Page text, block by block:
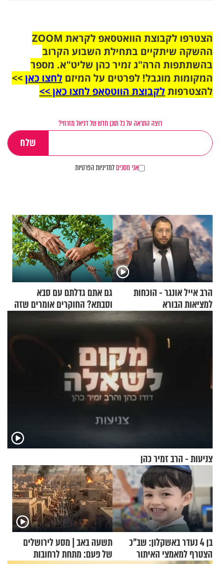
הצטרפו לקבוצת הוואטסאפ לקראת ZOOM
ההשקה שיתקיים בתחילת השבוע הקרוב
בהשתתפות הרה"ג זמיר כהן שליט"א. מספר
המקומות מוגבל! לפרטים על המיזם לחצו כאן>>
להצטרפותלקבוצת הווטסאפ לחצו כאן >>
רוצה התראה על כל תוכן חדש של דניאל מזרחי?
אני מסכיםלמדיניות הפרטיות
הרב אייל אונגר - הוכחות
למציאות הבורא
גם אתם גדלתם עם סבא
וסבתא? החוקרים אומרים שזה
מתכון מנצח
צניעות - הרב זמיר כהן
בן 4 נעדר באשקלון: שב"כ
הצטרף למאמצי האיתור
תשעה באב | מסע לירושלים
של פעם: מתחת לרחובות